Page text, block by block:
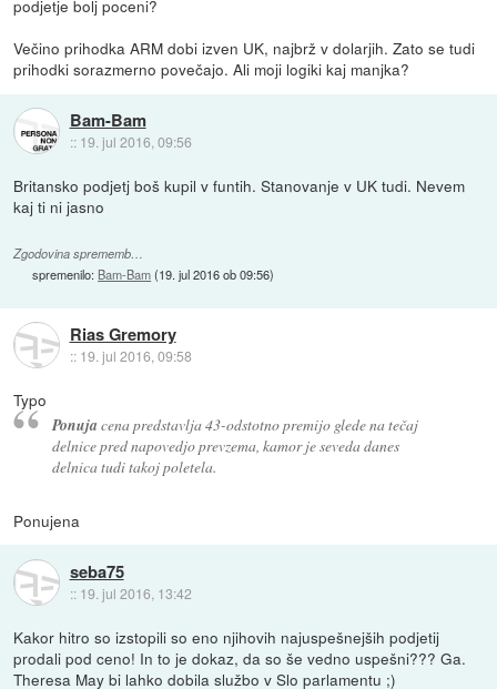
podjetje bolj poceni?
Večino prihodka ARM dobi izven UK, najbrž v dolarjih. Zato se tudi
prihodki sorazmerno povečajo. Ali moji logiki kaj manjka?
Bam-Bam
:: 19. jul 2016, 09:56
Britansko podjetj boš kupil v funtih. Stanovanje v UK tudi. Nevem
kaj ti ni jasno
Zgodovina sprememb…
spremenilo: Bam-Bam(19. jul 2016 ob 09:56)
Rias Gremory
:: 19. jul 2016, 09:58
Typo
Ponuja cena predstavlja 43-odstotno premijo glede na tečaj
delnice pred napovedjo prevzema, kamor je seveda danes
delnica tudi takoj poletela.
Ponujena
seba75
:: 19. jul 2016, 13:42
Kakor hitro so izstopili so eno njihovih najuspešnejših podjetij
prodali pod ceno! In to je dokaz, da so še vedno uspešni??? Ga.
Theresa May bi lahko dobila službo v Slo parlamentu ;)